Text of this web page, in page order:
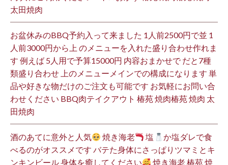
太田焼肉
お盆休みのBBQ予約入って来ました 1人前2500円で並 1
人前3000円から上 のメニューを入れた盛り合わせ作れま
す 例えば 5人用で予算15000円 内容おまかせで だと7種
類盛り合わせ 上のメニューメインでの構成になります 単
品や好きな物だけのご注文も可能です お気軽にお問い合
わせください BBQ肉テイクアウト 椿苑 焼肉椿苑 焼肉 太
田焼肉
酒のあてに意外と人気 焼き海老 塩
か塩ダレで食
べるのがオススメです バテた身体にさっぱりツマミとキ
ンキンビール 身体を癒してください
焼き海老 椿苑 焼